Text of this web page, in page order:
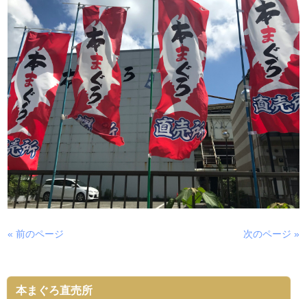
« 前のページ 次のページ »
本まぐろ直売所